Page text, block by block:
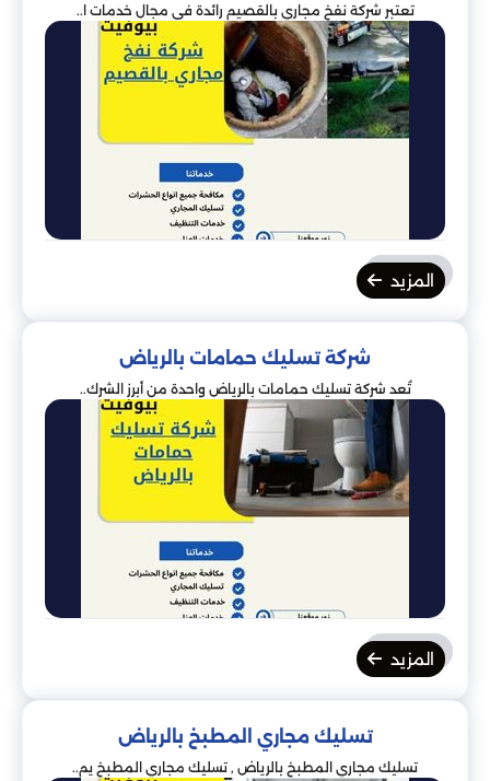
تعتبر شركة نفخ مجاري بالقصيم رائدة في مجال خدمات ا..
المزيد
شركة تسليك حمامات بالرياض
تُعد شركة تسليك حمامات بالرياض واحدة من أبرز الشرك..
المزيد
تسليك مجاري المطبخ بالرياض
تسليك مجاري المطبخ بالرياض , تسليك مجاري المطبخ يم..